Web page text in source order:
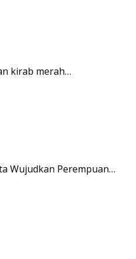
kirab merah…
Wujudkan Perempuan…